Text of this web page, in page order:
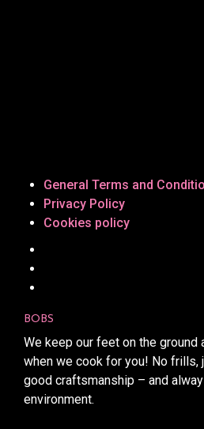
General Terms and
Privacy Policy
Cookies policy
BOBS
We keep our feet on the ground
when we cook for you! No frills,
good craftsmanship – and
environment.